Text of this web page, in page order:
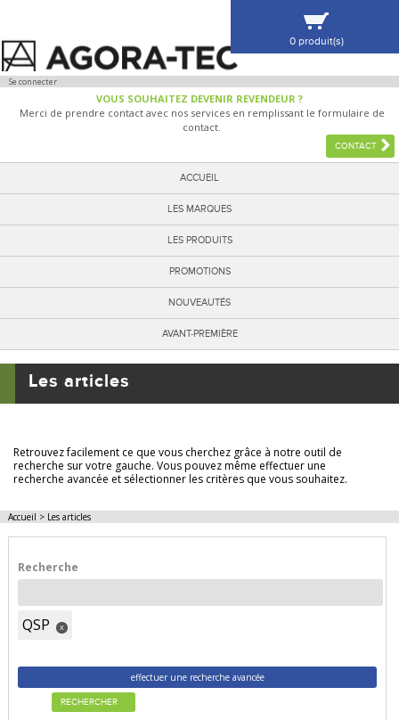
Se connecter
VOUS SOUHAITEZ DEVENIR REVENDEUR ?
Merci de prendre contact avec nos services en remplissant le formulaire de
contact.
CONTACT
ACCUEIL
LES MARQUES
LES PRODUITS
PROMOTIONS
NOUVEAUTÉS
AVANT-PREMIÈRE
0 produit(s)
VOIR MA SÉLECTION
Les articles
Retrouvez facilement ce que vous cherchez grâce à notre outil de
recherche sur votre gauche. Vous pouvez même effectuer une
recherche avancée et sélectionner les critères que vous souhaitez.
Accueil > Les articles
Recherche
QSP x
effectuer une recherche avancée
RECHERCHER